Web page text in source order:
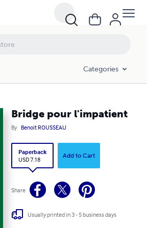
Categories
Bridge pour l'impatient
By Benoit ROUSSEAU
Paperback
USD 7.18
Add to Cart
Share
Usually printed in 3 - 5 business days